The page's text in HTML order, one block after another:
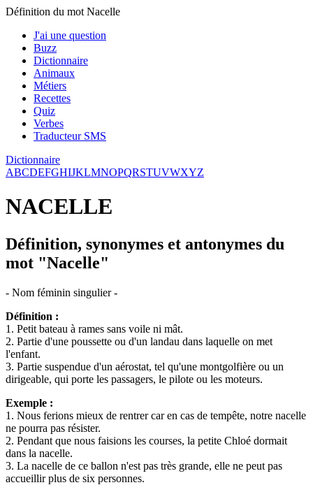
Définition du mot Nacelle
J'ai une question
Buzz
Dictionnaire
Animaux
Métiers
Recettes
Quiz
Verbes
Traducteur SMS
Dictionnaire
ABCDEFGHIJKLMNOPQRSTUVWXYZ
NACELLE
Définition, synonymes et antonymes du
mot "Nacelle"
- Nom féminin singulier -
Définition :
1. Petit bateau à rames sans voile ni mât.
2. Partie d'une poussette ou d'un landau dans laquelle on met
l'enfant.
3. Partie suspendue d'un aérostat, tel qu'une montgolfière ou un
dirigeable, qui porte les passagers, le pilote ou les moteurs.
Exemple :
1. Nous ferions mieux de rentrer car en cas de tempête, notre nacelle
ne pourra pas résister.
2. Pendant que nous faisions les courses, la petite Chloé dormait
dans la nacelle.
3. La nacelle de ce ballon n'est pas très grande, elle ne peut pas
accueillir plus de six personnes.